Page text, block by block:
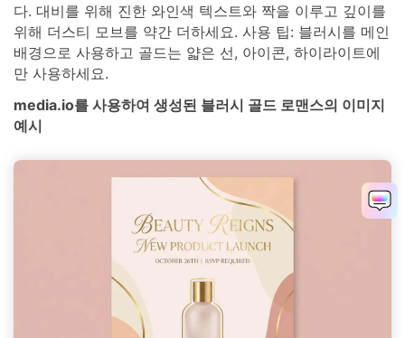
다. 대비를 위해 진한 와인색 텍스트와 짝을 이루고 깊이를
위해 더스티 모브를 약간 더하세요. 사용 팁: 블러시를 메인
배경으로 사용하고 골드는 얇은 선, 아이콘, 하이라이트에
만 사용하세요.
media.io를 사용하여 생성된 블러시 골드 로맨스의 이미지
예시